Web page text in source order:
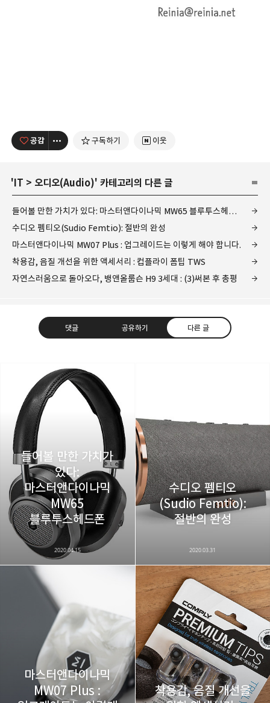
공감 구독하기 이웃
'IT > 오디오(Audio)' 카테고리의 다른 글
들어볼 만한 가치가 있다: 마스터앤다이나믹 MW65 블루투스헤드폰
수디오 펨티오(Sudio Femtio): 절반의 완성
마스터앤다이나믹 MW07 Plus : 업그레이드는 이렇게 해야 합니다.
착용감, 음질 개선을 위한 액세서리 : 컵플라이 폼팁 TWS
자연스러움으로 돌아오다, 뱅앤올룹슨 H9 3세대 : (3)써본 후 총평
댓글 공유하기 다른 글
레이니아
다방면의 깊은 관심과 얕은 이해도를 갖춘 보편적
비주류이자 진화하는 영원한 주변인.
구독하기
구독하기 카카오톡 라인 트위터
카카오스토리 밴드 네이버 블로그
들어볼 만한 가치가
있다:
마스터앤다이나믹
MW65
블루투스헤드폰
2020.04.15
수디오 펨티오
(Sudio Femtio):
절반의 완성
2020.03.31
마스터앤다이나믹
MW07 Plus :
착용감, 음질 개선을